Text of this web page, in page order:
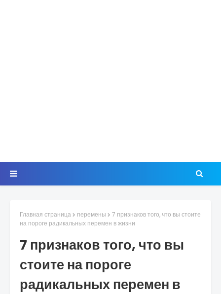
Главная страница перемены
7 признаков того, что вы стоите
на пороге радикальных перемен в жизни
7 признаков того, что вы
стоите на пороге
радикальных перемен в